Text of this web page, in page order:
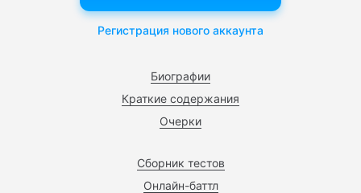
Биографии
Краткие содержания
Очерки
Сборник тестов
Онлайн-баттл
Регистрация нового аккаунта